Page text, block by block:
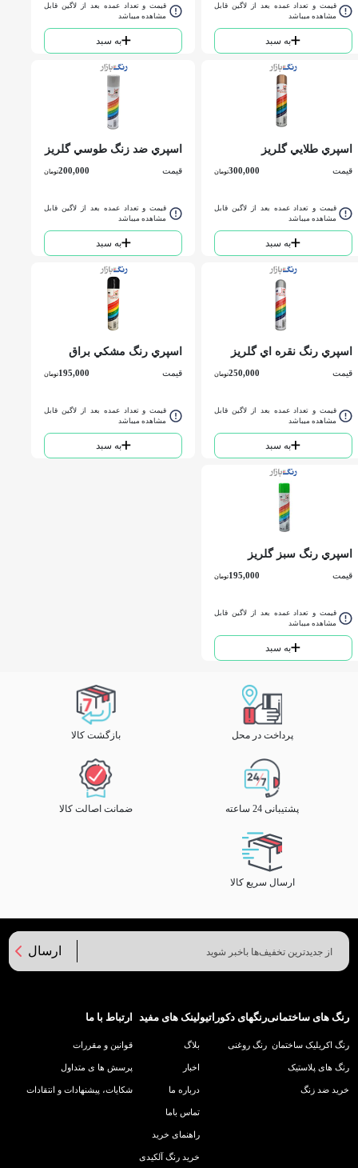
قیمت و تعداد عمده بعد از لاگین قابل
مشاهده میباشد
به سبد
قیمت و تعداد عمده بعد از لاگین قابل
مشاهده میباشد
به سبد
اسپري طلايي گلریز
قیمت 300,000تومان
قیمت و تعداد عمده بعد از لاگین قابل
مشاهده میباشد
به سبد
اسپري ضد زنگ طوسي گلریز
قیمت 200,000تومان
قیمت و تعداد عمده بعد از لاگین قابل
مشاهده میباشد
به سبد
اسپري رنگ نقره اي گلریز
قیمت 250,000تومان
قیمت و تعداد عمده بعد از لاگین قابل
مشاهده میباشد
به سبد
اسپري رنگ مشكي براق
قیمت 195,000تومان
قیمت و تعداد عمده بعد از لاگین قابل
مشاهده میباشد
به سبد
اسپري رنگ سبز گلریز
قیمت 195,000تومان
قیمت و تعداد عمده بعد از لاگین قابل
مشاهده میباشد
به سبد
پرداخت در محل بازگشت کالا
پشتیبانی 24 ساعته ضمانت اصالت کالا
ارسال سریع کالا
ارسال
رنگ های ساختمانی
رنگ اکریلیک ساختمان
رنگ های پلاستیک
خرید ضد زنگ
رنگهای دکوراتیو
رنگ روغنی
لینک های مفید
بلاگ
اخبار
درباره ما
تماس باما
راهنمای خرید
خرید رنگ آلکیدی
ارتباط با ما
قوانین و مقررات
پرسش ها ی متداول
شکایات، پیشنهادات و انتقادات